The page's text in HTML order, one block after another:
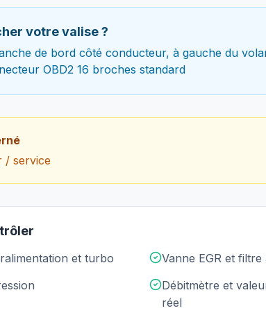
votre valise ?
de bord côté conducteur, à gauche du
OBD2 16 broches standard
/ service
et turbo
Vanne EGR et
Débitmètre et
réel